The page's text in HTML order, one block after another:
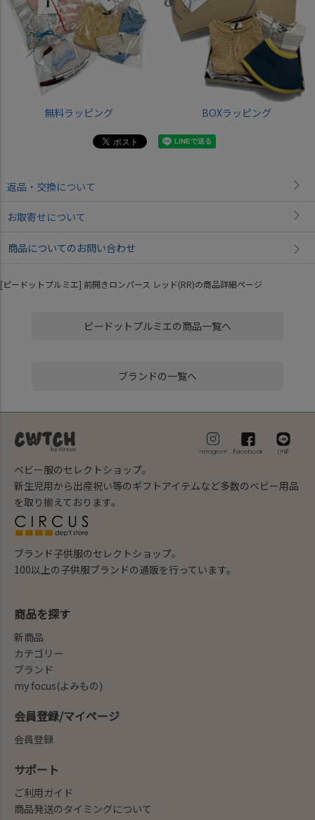
無料ラッピング BOXラッピング
返品・交換について
お取寄せについて
商品についてのお問い合わせ
[ピードットプルミエ] 前開きロンパース レッド(RR)の商品詳細ページ
ピードットプルミエの商品一覧へ
ブランドの一覧へ
ベビー服のセレクトショップ。
新生児用から出産祝い等のギフトアイテムなど多数のベビー用品
を取り揃えております。
ブランド子供服のセレクトショップ。
100以上の子供服ブランドの通販を行っています。
商品を探す
新商品
カテゴリー
ブランド
my focus(よみもの)
会員登録/マイページ
会員登録
サポート
ご利用ガイド
商品発送のタイミングについて